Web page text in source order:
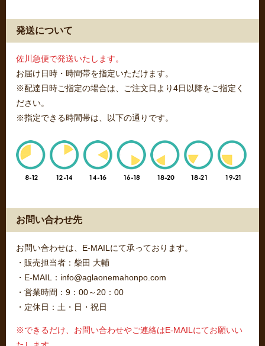
発送について
佐川急便で発送いたします。
お届け日時・時間帯を指定いただけます。
※配達日時ご指定の場合は、ご注文日より4日以降をご指定く
ださい。
※指定できる時間帯は、以下の通りです。
お問い合わせ先
お問い合わせは、E-MAILにて承っております。
・販売担当者：柴田 大輔
・E-MAIL：info@aglaonemahonpo.com
・営業時間：9：00～20：00
・定休日：土・日・祝日
※できるだけ、お問い合わせやご連絡はE-MAILにてお願いい